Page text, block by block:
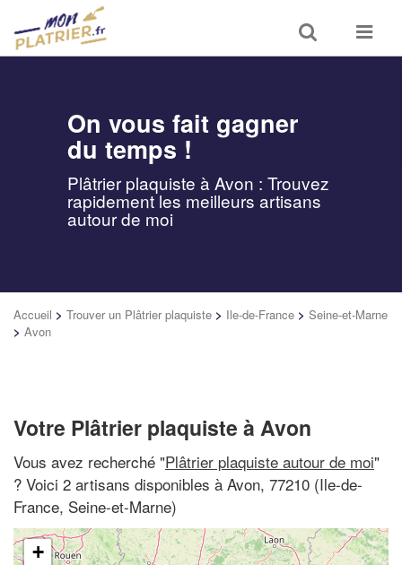
Toggle
search
Toggle
On vous fait gagner
du temps !
Plâtrier plaquiste à Avon : Trouvez
rapidement les meilleurs artisans
autour de moi
Accueil > Trouver un Plâtrier plaquiste > Ile-de-France > Seine-et-Marne
> Avon
Votre Plâtrier plaquiste à Avon
Vous avez recherché "Plâtrier plaquiste autour de moi"
? Voici 2 artisans disponibles à Avon, 77210 (Ile-de-
France, Seine-et-Marne)
+